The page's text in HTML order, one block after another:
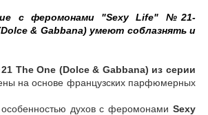
с феромонами "Sexy Life" №21-
& Gabbana) умеют соблазнять и
The One (Dolce & Gabbana) из серии
на основе французских парфюмерных
духов с феромонами Sexy